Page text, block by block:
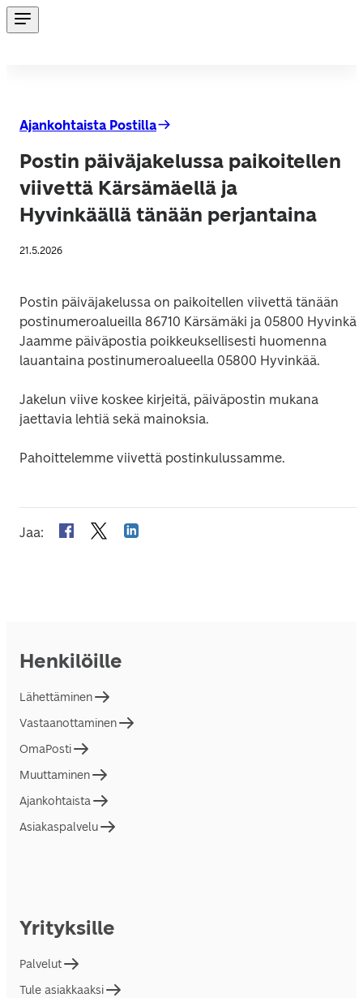
Ajankohtaista Postilla
Postin päiväjakelussa paikoitellen
viivettä Kärsämäellä ja
Hyvinkäällä tänään perjantaina
21.5.2026
Postin päiväjakelussa on paikoitellen viivettä tänään
postinumeroalueilla 86710 Kärsämäki ja 05800
Jaamme päiväpostia poikkeuksellisesti huomenna
lauantaina postinumeroalueella 05800 Hyvinkää.
Jakelun viive koskee kirjeitä, päiväpostin mukana
jaettavia lehtiä sekä mainoksia.
Pahoittelemme viivettä postinkulussamme.
Jaa:
Henkilöille
Lähettäminen
Vastaanottaminen
OmaPosti
Muuttaminen
Ajankohtaista
Asiakaspalvelu
Yrityksille
Palvelut
Tule asiakkaaksi